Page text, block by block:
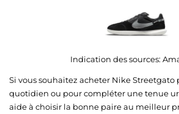
Indication des sources:
Si vous souhaitez acheter Nike Streetgato
quotidien ou pour compléter une tenue
aide à choisir la bonne paire au meilleur